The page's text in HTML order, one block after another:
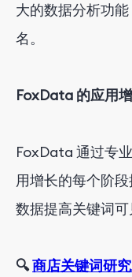
大的数据分析功
名。
FoxData 的应用
FoxData 通过专
用增长的每个阶
数据提高关键词可
🔍商店关键词研